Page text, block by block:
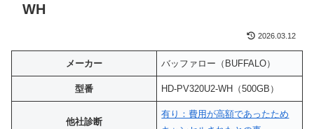
WH
2026.03.12
メーカー バッファロー（BUFFALO）
型番 HD-PV320U2-WH（500GB）
他社診断
有り：費用が高額であったため